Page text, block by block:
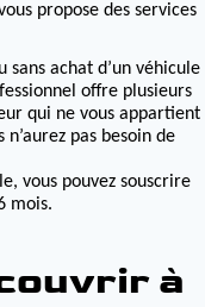
propose des services
sans achat d’un véhicule
offre plusieurs
qui ne vous appartient
pas besoin de
vous pouvez souscrire
mois.
à